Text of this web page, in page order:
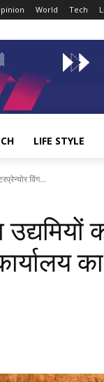
World Tech
LIFE STYLE
विंग...